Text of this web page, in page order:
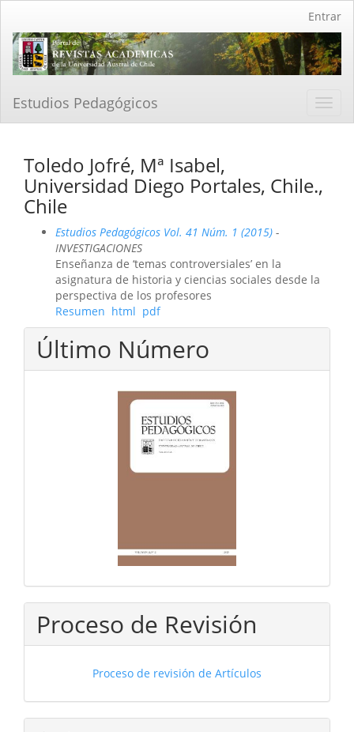
Contenido
principal
Barra
Entrar
Estudios Pedagógicos
Toledo Jofré, Mª Isabel,
Universidad Diego Portales, Chile.,
Chile
Estudios Pedagógicos Vol. 41 Núm. 1 (2015) -
INVESTIGACIONES
Enseñanza de ‘temas controversiales’ en la
asignatura de historia y ciencias sociales desde la
perspectiva de los profesores
Resumen html pdf
Último Número
Proceso de Revisión
Proceso de revisión de Artículos